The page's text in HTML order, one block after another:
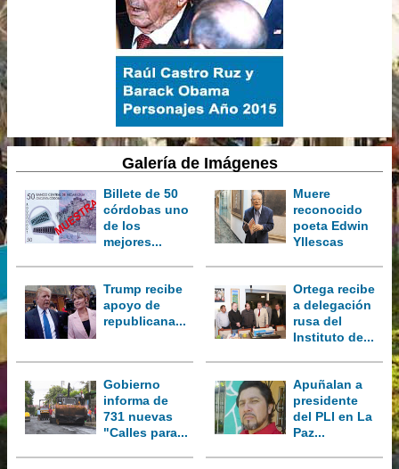
Galería de Imágenes
Billete de 50
córdobas uno
de los
mejores...
Muere
reconocido
poeta Edwin
Yllescas
Trump recibe
apoyo de
republicana...
Ortega recibe
a delegación
rusa del
Instituto de...
Gobierno
informa de
731 nuevas
"Calles para...
Apuñalan a
presidente
del PLI en La
Paz...